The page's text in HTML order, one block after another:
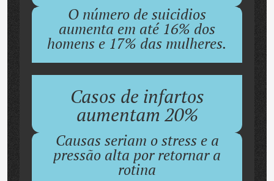
O número de suicidios
aumenta em até 16% dos
homens e 17% das mulheres.
Casos de infartos
aumentam 20%
Causas seriam o stress e a
pressão alta por retornar a
rotina